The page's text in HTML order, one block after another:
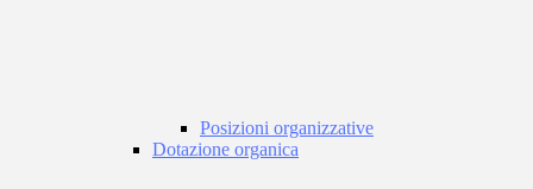
Posizioni organizzative
Dotazione organica